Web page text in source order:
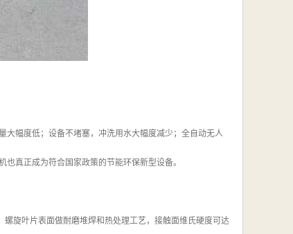
大幅度低；设备不堵塞，冲洗用水大幅度减少；全自动无人
真正成为符合国家政策的节能环保新型设备。
旋叶片表面做耐磨堆焊和热处理工艺，接触面维氏硬度可达